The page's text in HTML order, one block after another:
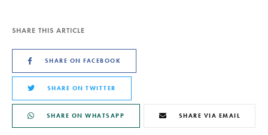
SHARE THIS ARTICLE
SHARE ON FACEBOOK
SHARE ON TWITTER
SHARE ON WHATSAPP SHARE VIA EMAIL